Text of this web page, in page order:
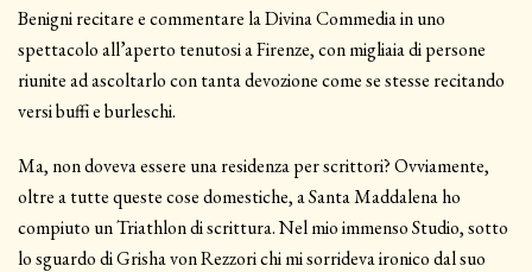
Benigni recitare e commentare la Divina Commedia in uno
spettacolo all’aperto tenutosi a Firenze, con migliaia di persone
riunite ad ascoltarlo con tanta devozione come se stesse recitando
versi buffi e burleschi.
Ma, non doveva essere una residenza per scrittori? Ovviamente,
oltre a tutte queste cose domestiche, a Santa Maddalena ho
compiuto un Triathlon di scrittura. Nel mio immenso Studio, sotto
lo sguardo di Grisha von Rezzori chi mi sorrideva ironico dal suo